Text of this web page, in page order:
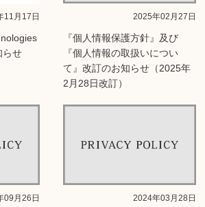
11月17日
らせ
2025年02月27日
『個人情報保護方針』及び
『個人情報の取扱いについ
て』改訂のお知らせ（2025年
2月28日改訂）
09月26日 2024年03月28日